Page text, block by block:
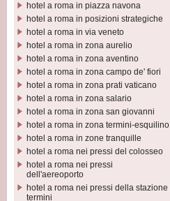
hotel a roma in piazza navona
hotel a roma in posizioni strategiche
hotel a roma in via veneto
hotel a roma in zona aurelio
hotel a roma in zona aventino
hotel a roma in zona campo de' fiori
hotel a roma in zona prati vaticano
hotel a roma in zona salario
hotel a roma in zona san giovanni
hotel a roma in zona termini-esquilino
hotel a roma in zone tranquille
hotel a roma nei pressi del colosseo
hotel a roma nei pressi
dell'aereoporto
hotel a roma nei pressi della stazione
termini